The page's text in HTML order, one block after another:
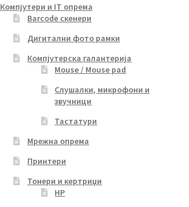
Компјутери и IT опрема
Barcode скенери
Дигитални фото рамки
Компјутерска галантерија
Mouse / Mouse pad
Слушалки, микрофони и
звучници
Тастатури
Мрежна опрема
Принтери
Тонери и кертриџи
HP